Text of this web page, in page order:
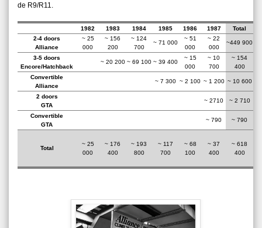
de R9/R11.
1982 1983 1984 1985 1986 1987
Total
2-4 doors
Alliance
~ 25
000
~ 156
200
~ 124
700
~ 71 000
~ 51
000
~ 22
000
~449 900
3-5 doors
Encore/Hatchback
~ 20 200 ~ 69 100 ~ 39 400
~ 15
000
~ 10
700
~ 154
400
Convertible
Alliance
~ 7 300 ~ 2 100 ~ 1 200 ~ 10 600
2 doors
GTA
~ 2710 ~ 2 710
Convertible
GTA
~ 790 ~ 790
Total
~ 25
000
~ 176
400
~ 193
800
~ 117
700
~ 68
100
~ 37
400
~ 618
400